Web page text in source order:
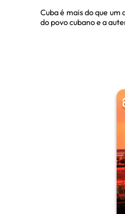
Cuba é mais do que
do povo cubano e a